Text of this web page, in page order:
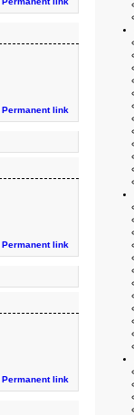
Permanent link
Permanent link
Permanent link